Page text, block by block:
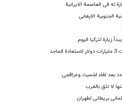
له فی العاصمة الایرانیة
الجنوبیة الارهابی
زیارة لترکیا الیوم
بعد لقاء اشمیت وعراقجی
لا تثق بالغرب
بریطانی لطهران